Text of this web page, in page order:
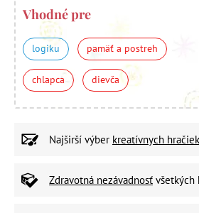
Vhodné pre
logiku pamäť a postreh
chlapca dievča
Najširší výber kreatívnych hračiek
Zdravotná nezávadnosť všetkých